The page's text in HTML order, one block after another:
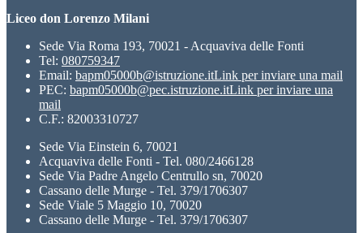
Liceo don Lorenzo Milani
Sede Via Roma 193, 70021 - Acquaviva delle Fonti
Tel: 080759347
Email: bapm05000b@istruzione.itLink per inviare una mail
PEC: bapm05000b@pec.istruzione.itLink per inviare una
mail
C.F.: 82003310727
Sede Via Einstein 6, 70021
Acquaviva delle Fonti - Tel. 080/2466128
Sede Via Padre Angelo Centrullo sn, 70020
Cassano delle Murge - Tel. 379/1706307
Sede Viale 5 Maggio 10, 70020
Cassano delle Murge - Tel. 379/1706307